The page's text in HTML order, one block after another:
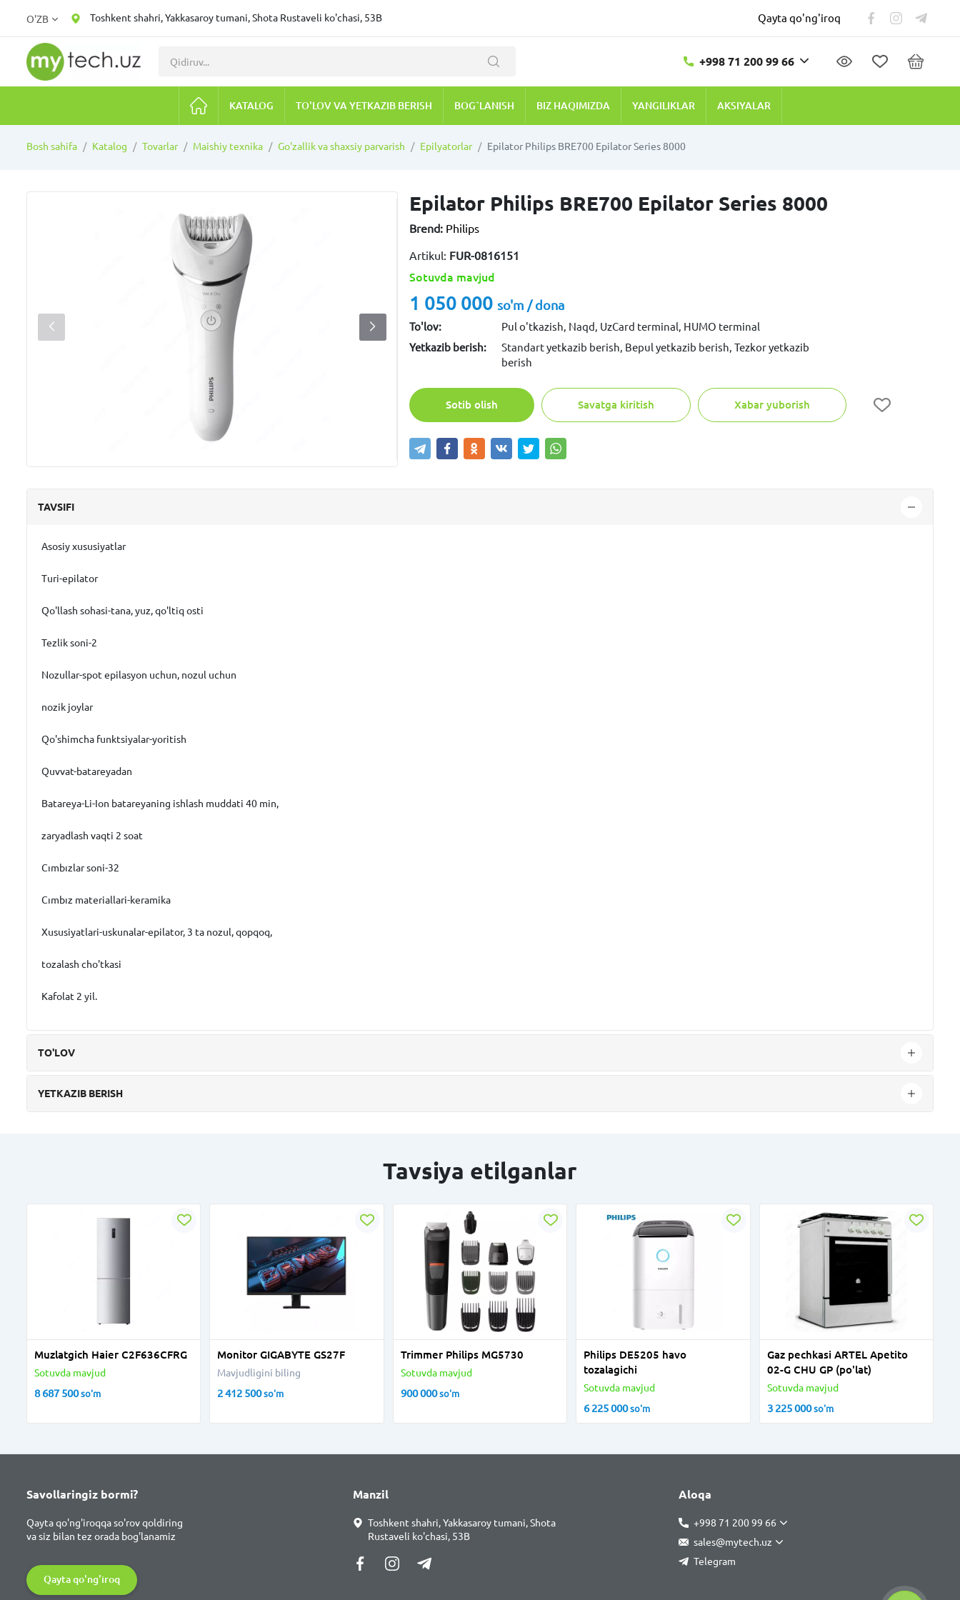
O'ZB Toshkent shahri, Yakkasaroy tumani, Shota Rustaveli ko'chasi, 53B Qayta qo'ng'iroq
+998 71 200 99 66
KATALOG TO'LOV VA YETKAZIB BERISH BOG`LANISH BIZ HAQIMIZDA YANGILIKLAR AKSIYALAR
Bosh sahifa Katalog Tovarlar Maishiy texnika Go'zallik va shaxsiy parvarish Epilyatorlar Epilator Philips BRE700 Epilator Series 8000
Epilator Philips BRE700 Epilator Series 8000
Brend: Philips
Artikul: FUR-0816151
Sotuvda mavjud
1 050 000 so'm / dona
To'lov:
Pul o'tkazish, Naqd, UzCard terminal, HUMO terminal
Yetkazib berish:
Standart yetkazib berish, Bepul yetkazib berish, Tezkor yetkazib
berish
Sotib olish Savatga kiritish Xabar yuborish
TAVSIFI
Asosiy xususiyatlar
Turi-epilator
Qo'llash sohasi-tana, yuz, qo'ltiq osti
Tezlik soni-2
Nozullar-spot epilasyon uchun, nozul uchun
nozik joylar
Qo'shimcha funktsiyalar-yoritish
Quvvat-batareyadan
Batareya-Li-Ion batareyaning ishlash muddati 40 min,
zaryadlash vaqti 2 soat
Cımbızlar soni-32
Cımbız materiallari-keramika
Xususiyatlari-uskunalar-epilator, 3 ta nozul, qopqoq,
tozalash cho'tkasi
Kafolat 2 yil.
TO'LOV
YETKAZIB BERISH
Tavsiya etilganlar
Muzlatgich Haier C2F636CFRG
Sotuvda mavjud
8 687 500so'm
Monitor GIGABYTE GS27F
Mavjudligini biling
2 412 500so'm
Trimmer Philips MG5730
Sotuvda mavjud
900 000so'm
Philips DE5205 havo
tozalagichi
Sotuvda mavjud
6 225 000so'm
Gaz pechkasi ARTEL Apetito
02-G CHU GP (po'lat)
Sotuvda mavjud
3 225 000so'm
Savollaringiz bormi?
Qayta qo'ng'iroqqa so'rov qoldiring
va siz bilan tez orada bog'lanamiz
Qayta qo'ng'iroq
Manzil
Toshkent shahri, Yakkasaroy tumani, Shota
Rustaveli ko'chasi, 53B
Aloqa
+998 71 200 99 66
sales@mytech.uz
Telegram